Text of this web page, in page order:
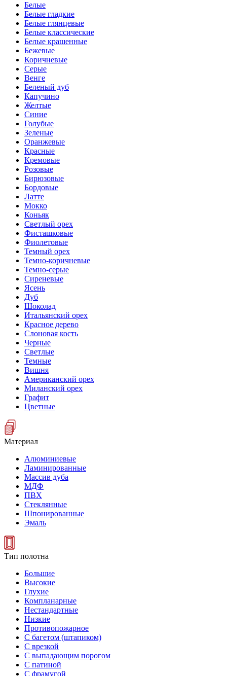
Белые
Белые гладкие
Белые глянцевые
Белые классические
Белые крашенные
Бежевые
Коричневые
Серые
Венге
Беленый дуб
Капучино
Желтые
Синие
Голубые
Зеленые
Оранжевые
Красные
Кремовые
Розовые
Бирюзовые
Бордовые
Латте
Мокко
Коньяк
Светлый орех
Фисташковые
Фиолетовые
Темный орех
Темно-коричневые
Темно-серые
Сиреневые
Ясень
Дуб
Шоколад
Итальянский орех
Красное дерево
Слоновая кость
Черные
Светлые
Темные
Вишня
Американский орех
Миланский орех
Графит
Цветные
Материал
Алюминиевые
Ламинированные
Массив дуба
МДФ
ПВХ
Стеклянные
Шпонированные
Эмаль
Тип полотна
Большие
Высокие
Глухие
Компланарные
Нестандартные
Низкие
Противопожарное
С багетом (штапиком)
С врезкой
С выпадающим порогом
С патиной
С фрамугой